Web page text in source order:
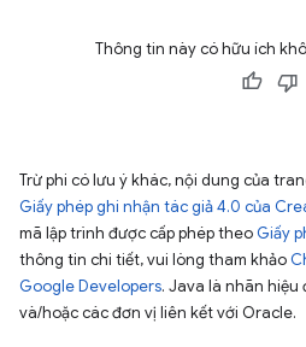
Thông tin này có hữu ích
Trừ phi có lưu ý khác, nội dung của
Giấy phép ghi nhận tác giả 4.0 của
mã lập trình được cấp phép theo Giấy
thông tin chi tiết, vui lòng tham khảo
Google Developers. Java là nhãn hiệu
và/hoặc các đơn vị liên kết với Oracle.